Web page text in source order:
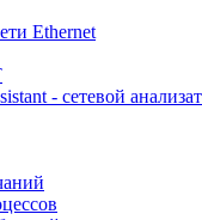
Ethernet
- сетевой